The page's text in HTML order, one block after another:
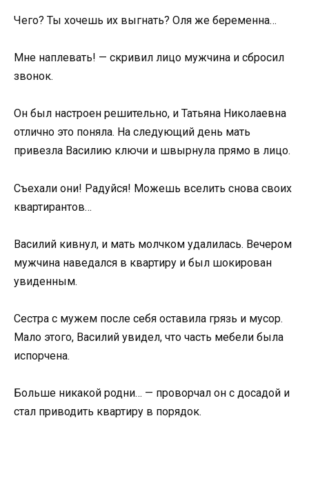
Чего? Ты хочешь их выгнать? Оля же беременна…
Мне наплевать! — скривил лицо мужчина и сбросил
звонок.
Он был настроен решительно, и Татьяна Николаевна
отлично это поняла. На следующий день мать
привезла Василию ключи и швырнула прямо в лицо.
Съехали они! Радуйся! Можешь вселить снова своих
квартирантов…
Василий кивнул, и мать молчком удалилась. Вечером
мужчина наведался в квартиру и был шокирован
увиденным.
Сестра с мужем после себя оставила грязь и мусор.
Мало этого, Василий увидел, что часть мебели была
испорчена.
Больше никакой родни… — проворчал он с досадой и
стал приводить квартиру в порядок.